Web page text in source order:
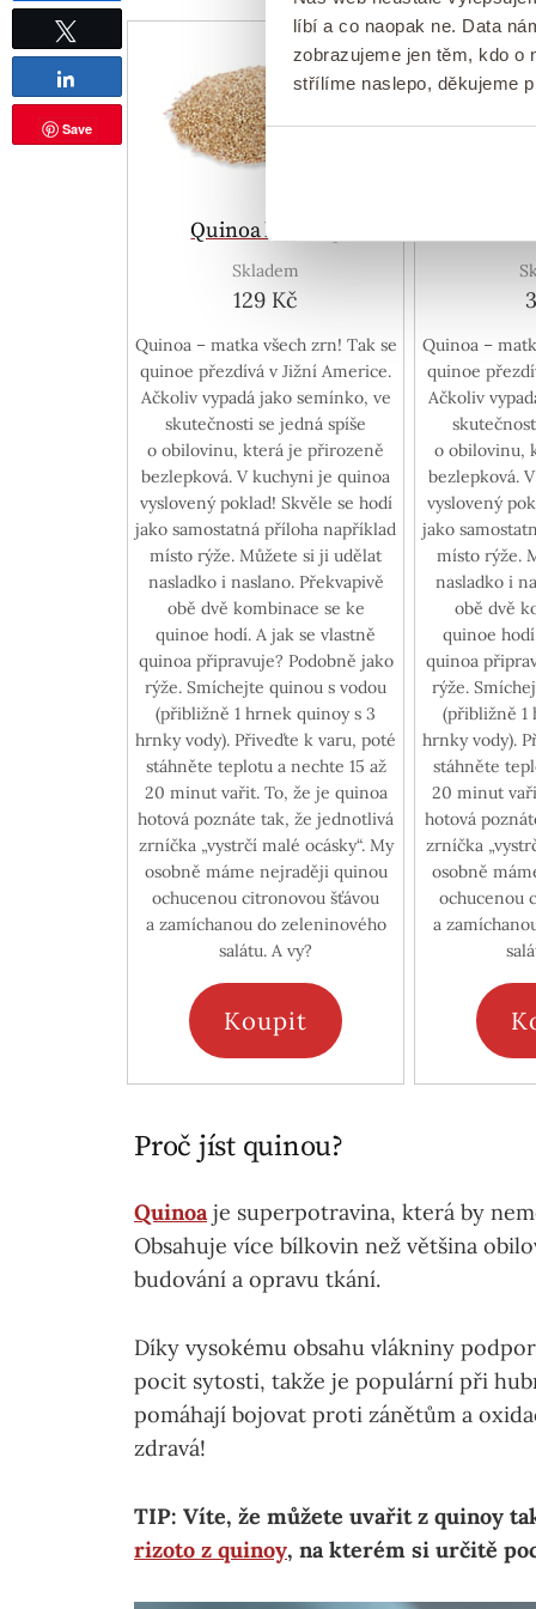
líbí a co naopak ne. Data
zobrazujeme jen těm, kdo o
střílíme naslepo, děkujeme
Quinoa bílá 1 kg
Skladem
129 Kč
Quinoa – matka všech zrn! Tak se
quinoe přezdívá v Jižní Americe.
Ačkoliv vypadá jako semínko, ve
skutečnosti se jedná spíše
o obilovinu, která je přirozeně
bezlepková. V kuchyni je quinoa
vyslovený poklad! Skvěle se hodí
jako samostatná příloha například
místo rýže. Můžete si ji udělat
nasladko i naslano. Překvapivě
obě dvě kombinace se ke
quinoe hodí. A jak se vlastně
quinoa připravuje? Podobně jako
rýže. Smíchejte quinou s vodou
(přibližně 1 hrnek quinoy s 3
hrnky vody). Přiveďte k varu, poté
stáhněte teplotu a nechte 15 až
20 minut vařit. To, že je quinoa
hotová poznáte tak, že jednotlivá
zrníčka „vystrčí malé ocásky“. My
osobně máme nejraději quinou
ochucenou citronovou šťávou
a zamíchanou do zeleninového
salátu. A vy?
Koupit
Quinoa –
quinoe
Ačkoliv
o obilovinu,
bezlepková.
vyslovený
jako
místo rýže.
nasladko i
obě dvě
quinoe hodí. A jak se
quinoa
rýže.
(přibližně 1
hrnky vody).
stáhněte
20 minut
hotová
zrníčka
osobně
ochucenou
a
Proč jíst quinou?
Quinoaje superpotravina, která by
Obsahuje více bílkovin než většina
budování a opravu tkání.
Díky vysokému obsahu vlákniny
pocit sytosti, takže je populární při
pomáhají bojovat proti zánětům a
zdravá!
TIP: Víte, že můžete uvařit z quinoy
rizoto z quinoy, na kterém si určitě
Tweetnout
Save